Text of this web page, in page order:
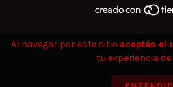
Al navegar por este sitio aceptás el
tu experiencia